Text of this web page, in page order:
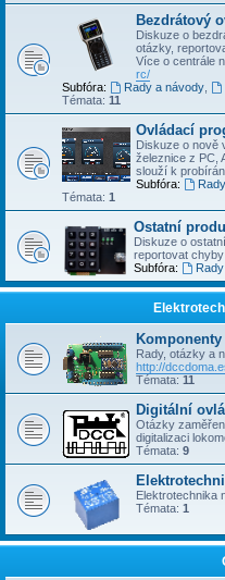
Bezdrátový
Diskuze o
otázky,
Více o centrále
rc/
Subfóra:
Rady a návody,
Témata: 11
Ovládací
Diskuze o nově
železnice z PC,
slouží k
Subfóra:
Témata: 1
Ostatní
Diskuze o
reportovat
Subfóra:
Komponenty
Rady, otázky a
http://
Témata: 11
Digitální
Otázky
digitalizaci
Témata: 9
Elektrotechnika
Témata: 1